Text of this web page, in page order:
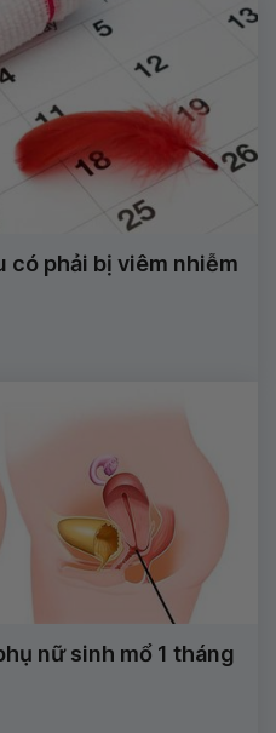
có phải bị viêm nhiễm
nữ sinh mổ 1 tháng